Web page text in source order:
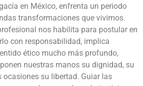
en México, enfrenta un periodo
transformaciones que vivimos.
nos habilita para postular en
con responsabilidad, implica
ético mucho más profundo,
nuestras manos su dignidad, su
su libertad. Guiar las